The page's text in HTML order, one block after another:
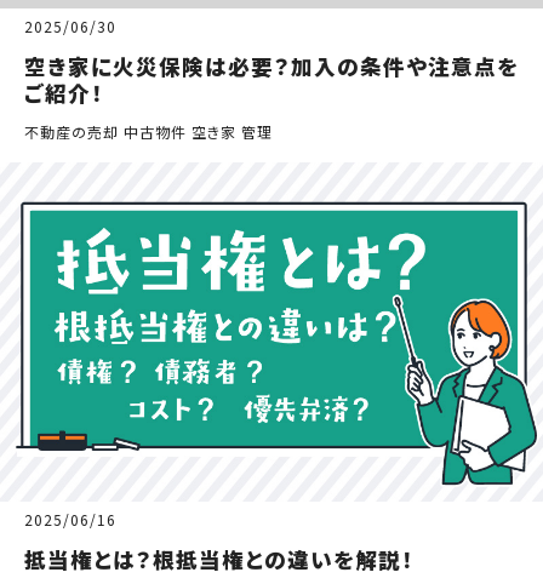
2025/06/30
空き家に火災保険は必要？加入の条件や注意点を
ご紹介！
不動産の売却 中古物件 空き家 管理
2025/06/16
抵当権とは？根抵当権との違いを解説！